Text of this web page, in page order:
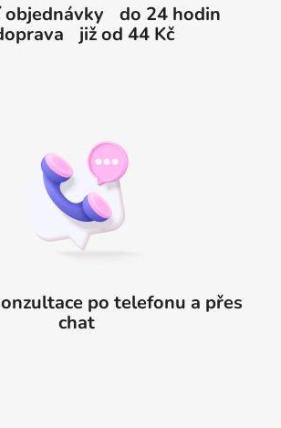
objednávky do 24 hodin
již od 44 Kč
po telefonu a přes
chat